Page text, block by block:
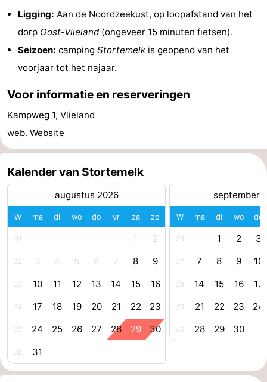
Fietsen
Wandelen
-
Deen
Eten
drinken
Vuurtoren
Evenementen
Praktisch
Boot
Waddenhoppen
Reisboekenwinkel
Ligging: Aan de Noordzeekust, op loopafstand van het
dorp Oost-Vlieland(ongeveer 15 minuten fietsen).
Seizoen: camping Stortemelk is geopend van het
voorjaar tot het najaar.
Voor informatie en reserveringen
Kampweg 1, Vlieland
web. Website
Kalender van Stortemelk
augustus 2026
W ma di wo do vr za zo
31 1 2
32 3 4 5 6 7 8 9
33 10 11 12 13 14 15 16
34 17 18 19 20 21 22 23
35 24 25 26 27 28 29 30
36 31
september
W ma di wo do
36 1 2 3
37 7 8 9 10
38 14 15 16 17
39 21 22 23 24
40 28 29 30